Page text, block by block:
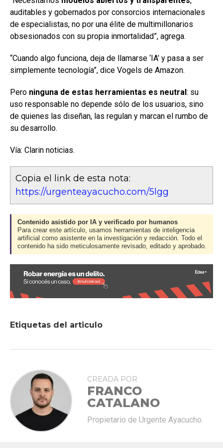
auditables y gobernados por consorcios internacionales
de especialistas, no por una élite de multimillonarios
obsesionados con su propia inmortalidad”, agrega.
“Cuando algo funciona, deja de llamarse ‘IA’ y pasa a ser
simplemente tecnología”, dice Vogels de Amazon.
Pero ninguna de estas herramientas es neutral: su
uso responsable no depende sólo de los usuarios, sino
de quienes las diseñan, las regulan y marcan el rumbo de
su desarrollo.
Vía: Clarin noticias.
Copia el link de esta nota:
https://urgenteayacucho.com/5lgg
Contenido asistido por IA y verificado por humanos
Para crear este artículo, usamos herramientas de inteligencia
artificial como asistente en la investigación y redacción. Todo el
contenido ha sido meticulosamente revisado, editado y aprobado.
Etiquetas del articulo
CREADA POR
FRANCO
CATALANO
Propietario de Urgente Ayacucho.